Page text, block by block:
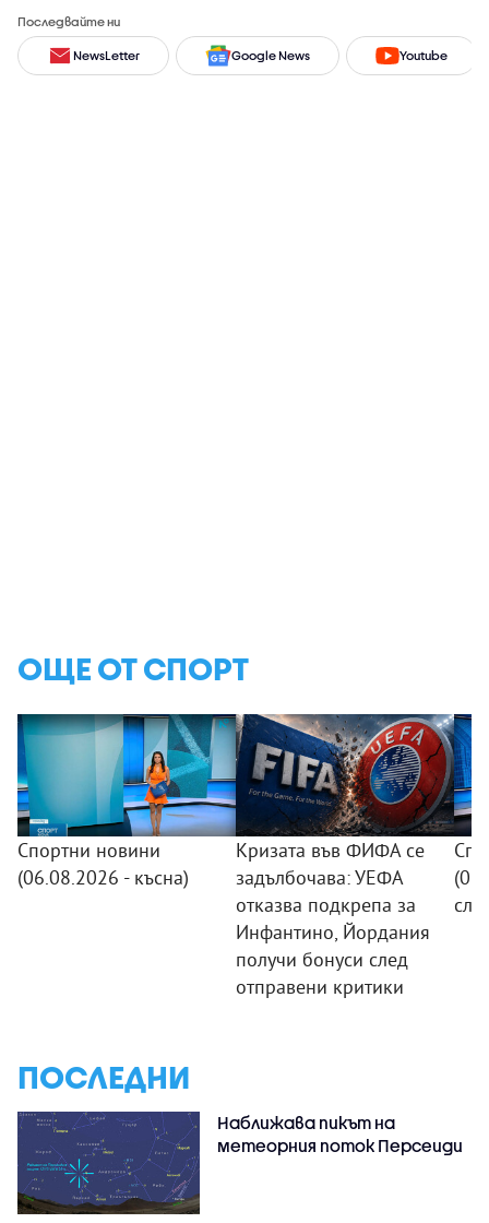
Последвайте ни
NewsLetter Google News Youtube
ОЩЕ ОТ СПОРТ
Спортни новини
(06.08.2026 - късна)
Кризата във ФИФА се
задълбочава: УЕФА
отказва подкрепа за
Инфантино, Йордания
получи бонуси след
отправени критики
ПОСЛЕДНИ
Наближава пикът на
метеорния поток Персеиди